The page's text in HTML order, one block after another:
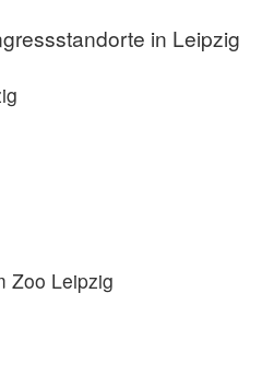
in Leipzig
Zoo Leipzig